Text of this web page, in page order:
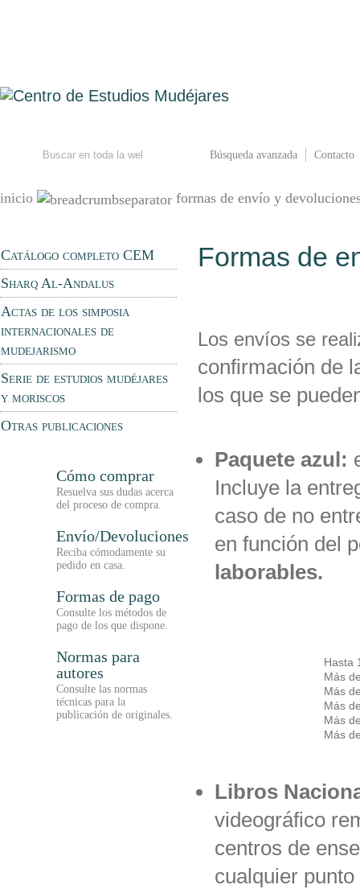
Búsqueda avanzada Contacto
inicio formas de envío y
Formas de
Los envíos se
confirmación de
los que se
Paquete azul:
Incluye la
caso de no
en función del
laborables.
Hasta
Más
Más
Más
Más
Más
Libros
videográfico
centros de
cualquier
Catálogo completo CEM
Sharq Al-Andalus
Actas de los simposia
internacionales de
mudejarismo
Serie de estudios mudéjares
y moriscos
Otras publicaciones
Cómo comprar
Resuelva sus dudas acerca
del proceso de compra.
Envío/Devoluciones
Reciba cómodamente su
pedido en casa.
Formas de pago
Consulte los métodos de
pago de los que dispone.
Normas para
autores
Consulte las normas
técnicas para la
publicación de originales.